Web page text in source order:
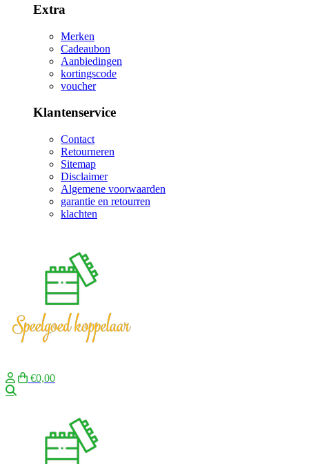
Extra
Merken
Cadeaubon
Aanbiedingen
kortingscode
voucher
Klantenservice
Contact
Retourneren
Sitemap
Disclaimer
Algemene voorwaarden
garantie en retourren
klachten
€0,00